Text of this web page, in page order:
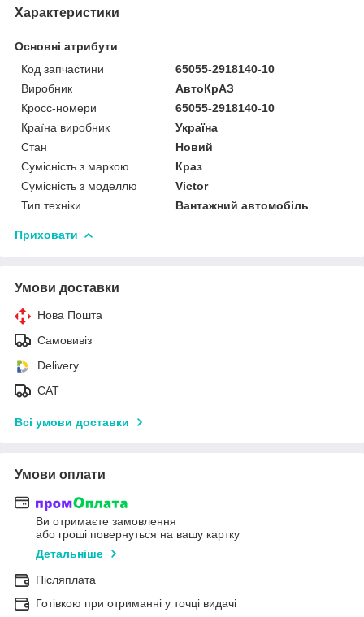
Характеристики
Основні атрибути
Код запчастини
65055-2918140-10
Виробник
АвтоКрАЗ
Кросс-номери
65055-2918140-10
Країна виробник
Україна
Стан
Новий
Сумісність з маркою
Краз
Сумісність з моделлю
Victor
Тип техніки
Вантажний автомобіль
Приховати
Умови доставки
Нова Пошта
Самовивіз
Delivery
САТ
Всі умови доставки
Умови оплати
Ви отримаєте замовлення
або гроші повернуться на вашу картку
Детальніше
Післяплата
Готівкою при отриманні у точці видачі